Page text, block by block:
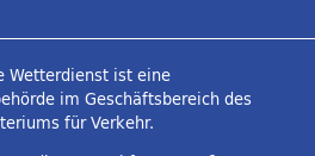
Wetterdienst ist eine
im Geschäftsbereich des
für Verkehr.